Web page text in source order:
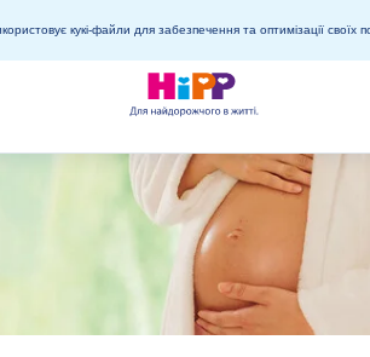
кукі-файли для забезпечення та оптимізації своїх